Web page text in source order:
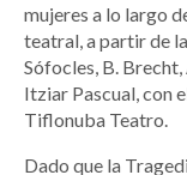
mujeres a lo largo
teatral, a partir de
Sófocles, B.
Itziar Pascual, con
Tiflonuba Teatro.
Dado que la